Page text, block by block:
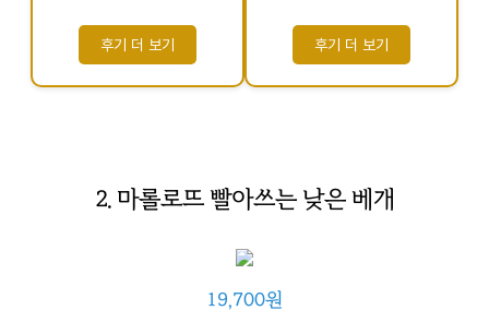
후기 더 보기 후기 더 보기
2. 마롤로뜨 빨아쓰는 낮은 베개
19,700원